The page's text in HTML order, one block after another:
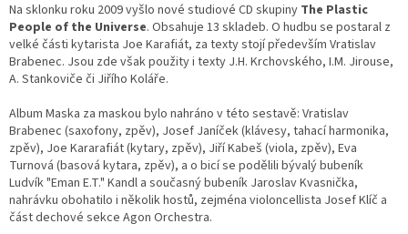
Na sklonku roku 2009 vyšlo nové studiové CD skupiny The Plastic
People of the Universe. Obsahuje 13 skladeb. O hudbu se postaral z
velké části kytarista Joe Karafiát, za texty stojí především Vratislav
Brabenec. Jsou zde však použity i texty J.H. Krchovského, I.M. Jirouse,
A. Stankoviče či Jiřího Koláře.
Album Maska za maskou bylo nahráno v této sestavě: Vratislav
Brabenec (saxofony, zpěv), Josef Janíček (klávesy, tahací harmonika,
zpěv), Joe Kararafiát (kytary, zpěv), Jiří Kabeš (viola, zpěv), Eva
Turnová (basová kytara, zpěv), a o bicí se podělili bývalý bubeník
Ludvík "Eman E.T." Kandl a současný bubeník Jaroslav Kvasnička,
nahrávku obohatilo i několik hostů, zejména violoncellista Josef Klíč a
část dechové sekce Agon Orchestra.